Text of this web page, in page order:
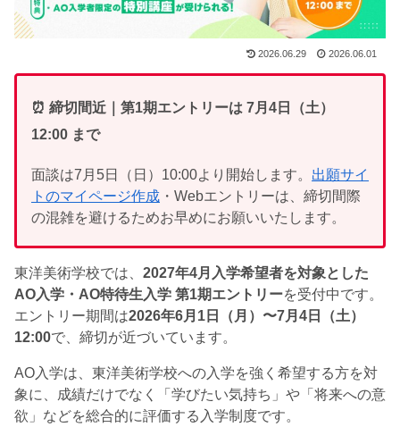
2026.06.29 2026.06.01
⏰ 締切間近｜第1期エントリーは 7月4日（土）
12:00 まで
面談は7月5日（日）10:00より開始します。 出願サイ
トのマイページ作成 ・Webエントリーは、締切間際
の混雑を避けるためお早めにお願いいたします。
東洋美術学校では、 2027年4月入学希望者を対象とした
AO入学・AO特待生入学 第1期エントリーを受付中です。
エントリー期間は2026年6月1日（月）〜7月4日（土）
12:00で、締切が近づいています。
AO入学は、東洋美術学校への入学を強く希望する方を対
象に、成績だけでなく「学びたい気持ち」や「将来への意
欲」などを総合的に評価する入学制度です。